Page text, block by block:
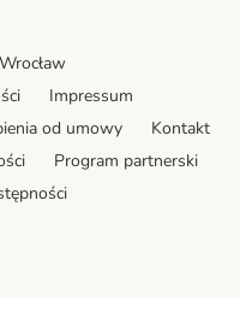
Impressum
od umowy
Kontakt
Program partnerski